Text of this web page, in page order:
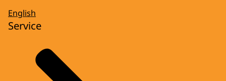
English
Service